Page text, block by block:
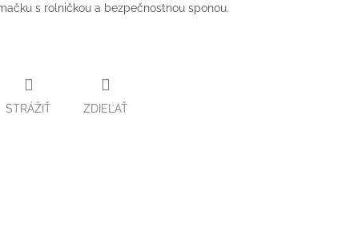
s rolničkou a bezpečnostnou sponou.
STRÁŽIŤ ZDIEĽAŤ